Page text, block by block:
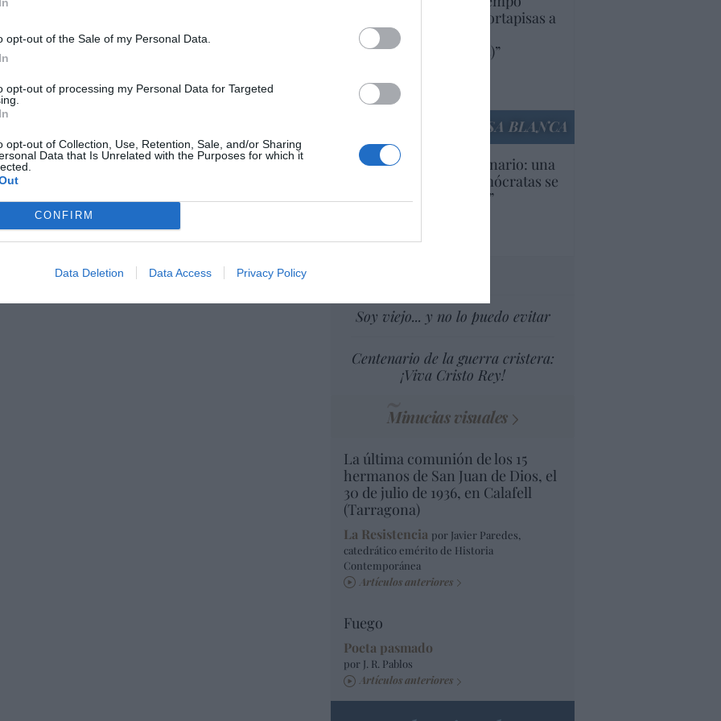
opt-out of the Sale of my Personal Data.
opt-out of processing my Personal Data for Targeted
opt-out of Collection, Use, Retention, Sale, and/or Sharing
Data that Is Unrelated with the Purposes for which it
CONFIRM
Data Deletion Data Access Privacy Policy
Huawei: lo que importan son las
07/08/26 12:58
poniendo aranceles y cortapisas a
productos y compañías
americanas (y europeas)”
Artículos anteriores
LA CASA BLANCA
EEUU. Inquietante escenario: una
tercera parte de los demócratas se
define como “socialista”
Artículos anteriores
Soy viejo... y no lo puedo evitar
Centenario de la guerra cristera:
¡Viva Cristo Rey!
Minucias visuales
La última comunión de los 15
hermanos de San Juan de Dios, el
30 de julio de 1936, en Calafell
(Tarragona)
La Resistencia por Javier Paredes,
catedrático emérito de Historia
Contemporánea
Artículos anteriores
Fuego
Poeta pasmado
por J. R. Pablos
Artículos anteriores